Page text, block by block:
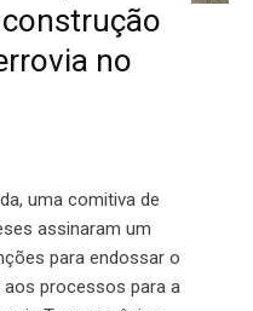
no
uma comitiva de
assinaram um
para endossar o
aos processos para a